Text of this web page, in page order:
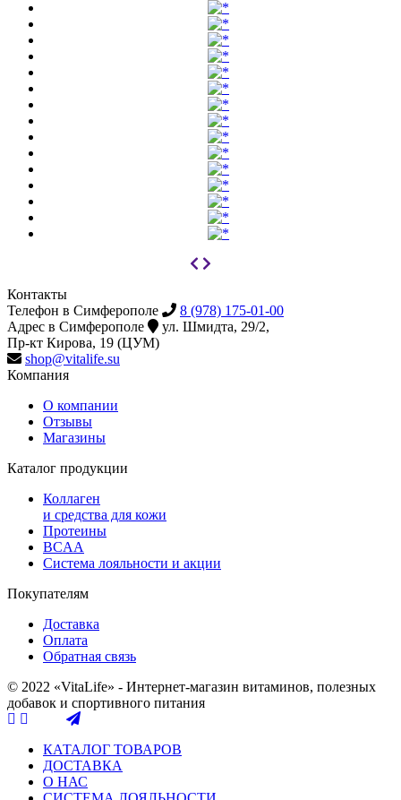
Контакты
Телефон в Симферополе
8 (978) 175-01-00
Адрес в Симферополе
ул. Шмидта, 29/2,
Пр-кт Кирова, 19 (ЦУМ)
shop@vitalife.su
Компания
О компании
Отзывы
Магазины
Каталог продукции
Коллаген
и средства для кожи
Протеины
BCAA
Система лояльности и акции
Покупателям
Доставка
Оплата
Обратная связь
© 2022 «VitaLife» - Интернет-магазин витаминов, полезных
добавок и спортивного питания
КАТАЛОГ ТОВАРОВ
ДОСТАВКА
О НАС